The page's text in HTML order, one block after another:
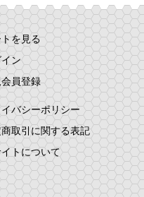
を見る
イン
員登録
バシーポリシー
取引に関する表記
トについて